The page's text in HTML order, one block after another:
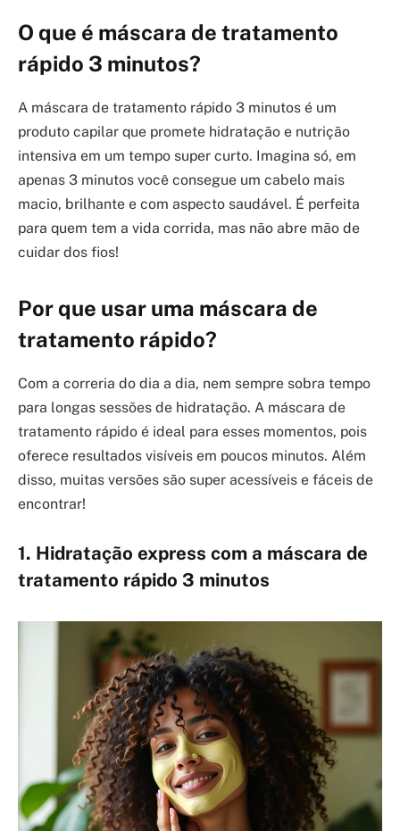
O que é máscara de tratamento
rápido 3 minutos?
A máscara de tratamento rápido 3 minutos é um
produto capilar que promete hidratação e nutrição
intensiva em um tempo super curto. Imagina só, em
apenas 3 minutos você consegue um cabelo mais
macio, brilhante e com aspecto saudável. É perfeita
para quem tem a vida corrida, mas não abre mão de
cuidar dos fios!
Por que usar uma máscara de
tratamento rápido?
Com a correria do dia a dia, nem sempre sobra tempo
para longas sessões de hidratação. A máscara de
tratamento rápido é ideal para esses momentos, pois
oferece resultados visíveis em poucos minutos. Além
disso, muitas versões são super acessíveis e fáceis de
encontrar!
1. Hidratação express com a máscara de
tratamento rápido 3 minutos